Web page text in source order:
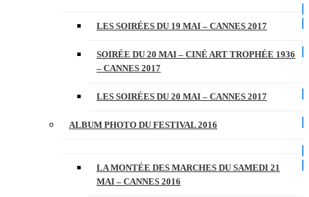
LES SOIRÉES DU 19 MAI – CANNES 2017
SOIRÉE DU 20 MAI – CINÉ ART TROPHÉE 1936
– CANNES 2017
LES SOIRÉES DU 20 MAI – CANNES 2017
ALBUM PHOTO DU FESTIVAL 2016
LA MONTÉE DES MARCHES DU SAMEDI 21
MAI – CANNES 2016